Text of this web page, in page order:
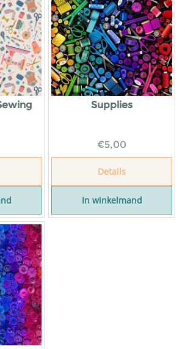
Supplies
€5,00
Details
In winkelmand